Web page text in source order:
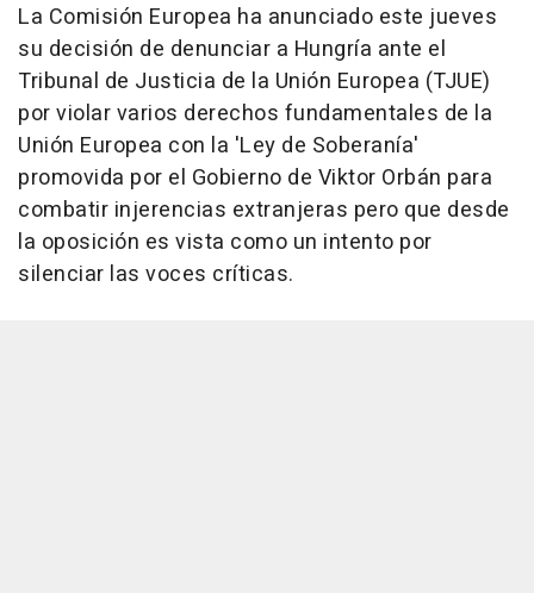
La Comisión Europea ha anunciado este jueves
su decisión de denunciar a Hungría ante el
Tribunal de Justicia de la Unión Europea (TJUE)
por violar varios derechos fundamentales de la
Unión Europea con la 'Ley de Soberanía'
promovida por el Gobierno de Viktor Orbán para
combatir injerencias extranjeras pero que desde
la oposición es vista como un intento por
silenciar las voces críticas.